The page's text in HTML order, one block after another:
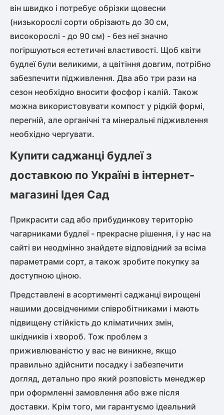
він швидко і потребує обрізки щовесни
(низькорослі сорти обрізають до 30 см,
високорослі - до 90 см) - без неї значно
погіршуються естетичні властивості. Щоб квіти
будлеї були великими, а цвітіння довгим, потрібно
забезпечити підживлення. Два або три рази на
сезон необхідно вносити фосфор і калій. Також
можна використовувати компост у рідкій формі,
перегній, але органічні та мінеральні підживлення
необхідно чергувати.
Купити саджанці будлеї з
доставкою по Україні в інтернет-
магазині Ідея Сад
Прикрасити сад або прибудинкову територію
чагарниками будлеї - прекрасне рішення, і у нас на
сайті ви неодмінно знайдете відповідний за всіма
параметрами сорт, а також зробите покупку за
доступною ціною.
Представлені в асортименті саджанці вирощені
нашими досвідченими співробітниками і мають
підвищену стійкість до кліматичних змін,
шкідників і хвороб. Тож проблем з
приживлюваністю у вас не виникне, якщо
правильно здійснити посадку і забезпечити
догляд, детально про який розповість менеджер
при оформленні замовлення або вже після
доставки. Крім того, ми гарантуємо ідеальний